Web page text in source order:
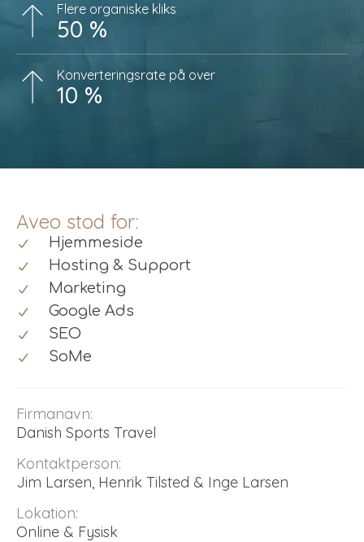
Flere organiske kliks
50 %
Konverteringsrate på over
10 %
Aveo stod for:
Hjemmeside
Hosting & Support
Marketing
Google Ads
SEO
SoMe
Firmanavn:
Danish Sports Travel
Kontaktperson:
Jim Larsen, Henrik Tilsted & Inge Larsen
Lokation:
Online & Fysisk